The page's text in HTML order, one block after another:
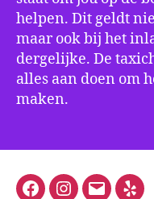
helpen. Dit geldt
maar ook bij het
dergelijke. De
alles aan doen om
maken.